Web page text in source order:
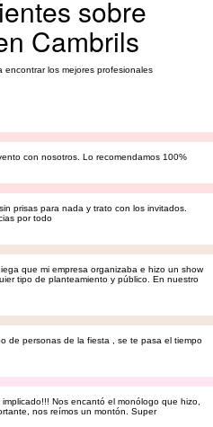
sobre
Cambrils
los mejores profesionales
con nosotros. Lo recomendamos 100%
prisas para nada y trato con los invitados.
por todo
que mi empresa organizaba e hizo un show
tipo de planteamiento y público. En nuestro
de personas de la fiesta , se te pasa el tiempo
Nos encantó el monólogo que hizo,
nos reímos un montón. Super